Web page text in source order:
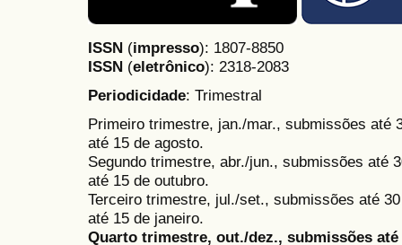
ISSN (impresso): 1807-8850
ISSN (eletrônico): 2318-2083
Periodicidade: Trimestral
Primeiro trimestre, jan./mar., submissões até
até 15 de agosto.
Segundo trimestre, abr./jun., submissões até
até 15 de outubro.
Terceiro trimestre, jul./set., submissões até
até 15 de janeiro.
Quarto trimestre, out./dez., submissões